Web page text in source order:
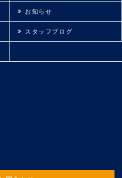
お知らせ
スタッフブログ